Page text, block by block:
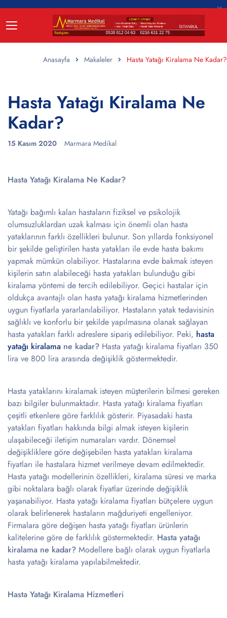
Anasayfa Makaleler Hasta Yatağı Kiralama Ne Kadar?
Hasta Yatağı Kiralama Ne
Kadar?
15 Kasım 2020 Marmara Medikal
Hasta Yatağı Kiralama Ne Kadar?
Yatağı bağımlı kalan hastaların fiziksel ve psikolojik
olumsuzluklardan uzak kalması için önemli olan hasta
yataklarının farklı özellikleri bulunur. Son yıllarda fonksiyonel
bir şekilde geliştirilen hasta yatakları ile evde hasta bakımı
yapmak mümkün olabiliyor. Hastalarına evde bakmak isteyen
kişilerin satın alabileceği hasta yatakları bulunduğu gibi
kiralama yöntemi de tercih edilebiliyor. Geçici hastalar için
oldukça avantajlı olan hasta yatağı kiralama hizmetlerinden
uygun fiyatlarla yararlanılabiliyor. Hastaların yatak tedavisinin
sağlıklı ve konforlu bir şekilde yapılmasına olanak sağlayan
hasta yatakları farklı adreslere sipariş edilebiliyor. Peki, hasta
yatağı kiralama ne kadar? Hasta yatağı kiralama fiyatları 350
lira ve 800 lira arasında değişiklik göstermektedir.
Hasta yataklarını kiralamak isteyen müşterilerin bilmesi gereken
bazı bilgiler bulunmaktadır. Hasta yatağı kiralama fiyatları
çeşitli etkenlere göre farklılık gösterir. Piyasadaki hasta
yatakları fiyatları hakkında bilgi almak isteyen kişilerin
ulaşabileceği iletişim numaraları vardır. Dönemsel
değişikliklere göre değişebilen hasta yatakları kiralama
fiyatları ile hastalara hizmet verilmeye devam edilmektedir.
Hasta yatağı modellerinin özellikleri, kiralama süresi ve marka
gibi noktalara bağlı olarak fiyatlar üzerinde değişiklik
yaşanabiliyor. Hasta yatağı kiralama fiyatları bütçelere uygun
olarak belirlenerek hastaların mağduriyeti engelleniyor.
Firmalara göre değişen hasta yatağı fiyatları ürünlerin
kalitelerine göre de farklılık göstermektedir. Hasta yatağı
kiralama ne kadar? Modellere bağlı olarak uygun fiyatlarla
hasta yatağı kiralama yapılabilmektedir.
Hasta Yatağı Kiralama Hizmetleri